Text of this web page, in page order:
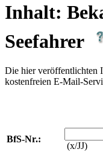
Inhalt:
Seefahrer
Die hier veröffentlichten
kostenfreien E-Mail-
BfS-Nr.:
(x/JJ)